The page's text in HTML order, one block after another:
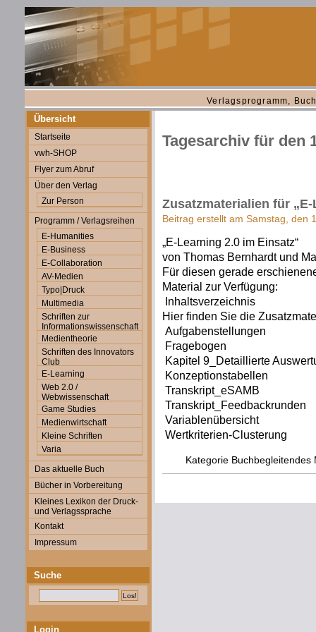
Verlagsprogramm,
Übersicht
Startseite
vwh-SHOP
Flyer zum Abruf
Über den Verlag
Zur Person
Programm / Verlagsreihen
E-Humanities
E-Business
E-Collaboration
AV-Medien
Typo|Druck
Multimedia
Schriften zur
Informationswissenschaft
Medientheorie
Schriften des Innovators
Club
E-Learning
Web 2.0 /
Webwissenschaft
Game Studies
Medienwirtschaft
Kleine Schriften
Varia
Das aktuelle Buch
Bücher in Vorbereitung
Kleines Lexikon der Druck-
und Verlagssprache
Kontakt
Impressum
Suche
Login
Tagesarchiv für den
Zusatzmaterialien für
Beitrag erstellt am Samstag, den
„E-Learning 2.0 im Einsatz“
von Thomas Bernhardt und
Für diesen gerade
Material zur Verfügung:
Inhaltsverzeichnis
Hier finden Sie die
Aufgabenstellungen
Fragebogen
Kapitel 9_Detaillierte
Konzeptionstabellen
Transkript_eSAMB
Transkript_Feedbackrunden
Variablenübersicht
Wertkriterien-Clusterung
Kategorie Buchbegleitendes